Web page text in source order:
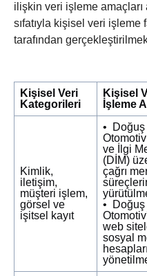
ilişkin veri işleme amaçları
sıfatıyla kişisel veri
tarafından
Kişisel Veri
Kategorileri
Kişisel
İşleme
Kimlik,
iletişim,
müşteri işlem,
görsel ve
işitsel kayıt
• Doğuş
ve İlgi
(DİM)
çağrı
• Doğuş
web
sosyal